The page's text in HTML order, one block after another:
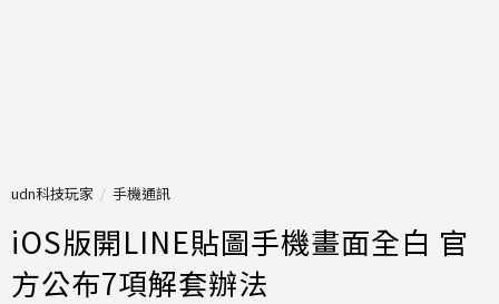
udn科技玩家 手機通訊
iOS版開LINE貼圖手機畫面全白 官
方公布7項解套辦法